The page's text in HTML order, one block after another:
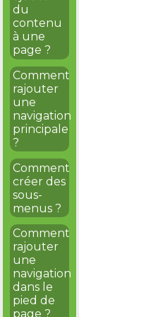
du
contenu
à une
page ?
Comment
rajouter
une
navigation
principale
?
Comment
créer des
sous-
menus ?
Comment
rajouter
une
navigation
dans le
pied de
page ?